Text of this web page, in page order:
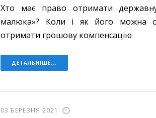
Хто має право отримати
малюка»? Коли і як його можна
отримати грошову компенсацію
ДЕТАЛЬНІШЕ...
03 БЕРЕЗНЯ 2021